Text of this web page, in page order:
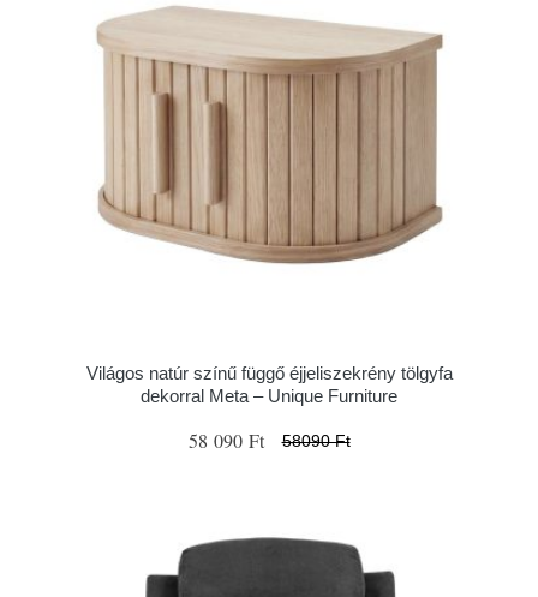
Világos natúr színű függő éjjeliszekrény tölgyfa
dekorral Meta – Unique Furniture
58 090 Ft 58090 Ft